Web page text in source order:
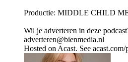
Productie: MIDDLE CHILD
Wil je adverteren in deze
adverteren@bienmedia.nl
Hosted on Acast. See